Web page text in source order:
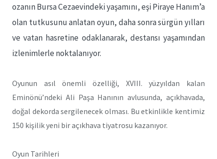
ozanın Bursa Cezaevindeki yaşamını, eşi Piraye Hanım’a
olan tutkusunu anlatan oyun, daha sonra sürgün yılları
ve vatan hasretine odaklanarak, destansı yaşamından
izlenimlerle noktalanıyor.
Oyunun asıl önemli özelliği, XVIII. yüzyıldan kalan
Eminönü’ndeki Ali Paşa Hanının avlusunda, açıkhavada,
doğal dekorda sergilenecek olması. Bu etkinlikle kentimiz
150 kişilik yeni bir açıkhava tiyatrosu kazanıyor.
Oyun Tarihleri